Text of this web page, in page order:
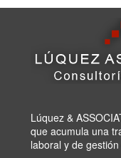
Lúquez &
que acumula una
laboral y de